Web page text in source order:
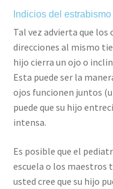
Indicios del estrabismo
Tal vez advierta que
direcciones al mismo
hijo cierra un ojo o
Esta puede ser la
ojos funcionen juntos
puede que su hijo
intensa.
Es posible que el
escuela o los maestros
usted cree que su hijo